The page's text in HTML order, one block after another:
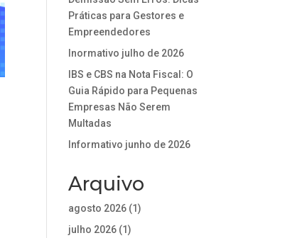
Práticas para Gestores e
Empreendedores
Inormativo julho de 2026
IBS e CBS na Nota Fiscal: O
Guia Rápido para Pequenas
Empresas Não Serem
Multadas
Informativo junho de 2026
Arquivo
agosto 2026 (1)
julho 2026 (1)